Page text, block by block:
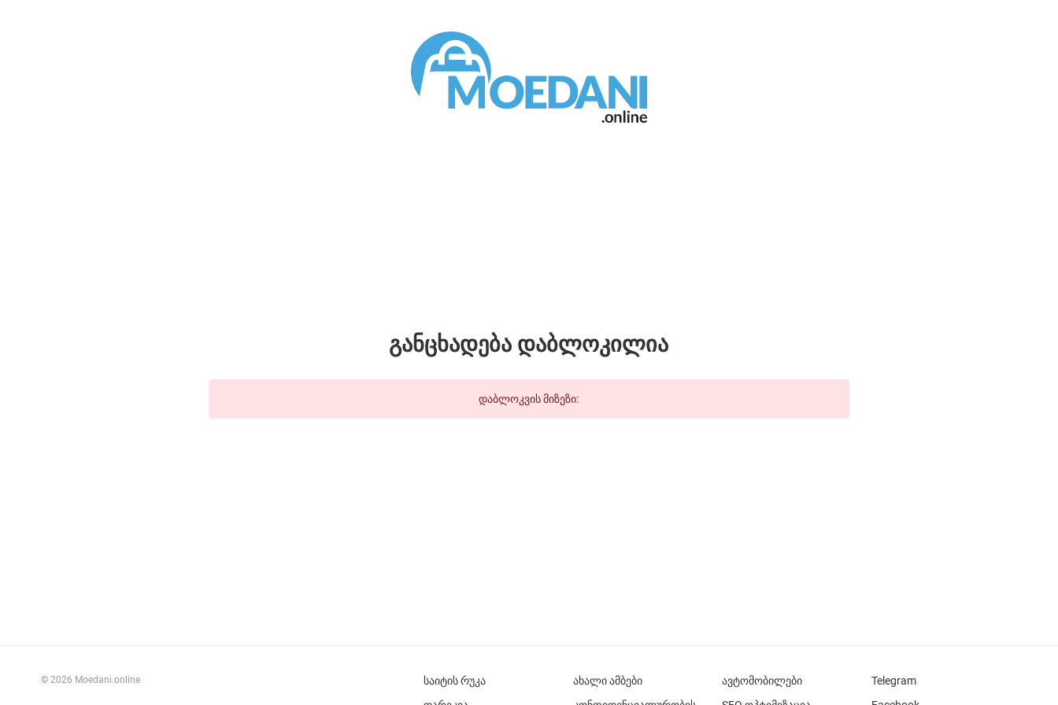
განცხადება დაბლოკილია
დაბლოკვის მიზეზი:
© 2026 Moedani.online
საიტის რუკა
ახალი ამბები
ავტომობილები
Telegram